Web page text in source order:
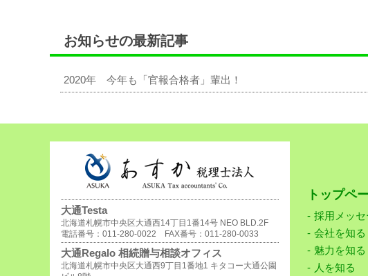
お知らせの最新記事
2020年 今年も「官報合格者」輩出！
大通Testa
北海道札幌市中央区大通西14丁目1番14号 NEO BLD.2F
電話番号：011-280-0022 FAX番号：011-280-0033
大通Regalo 相続贈与相談オフィス
北海道札幌市中央区大通西9丁目1番地1 キタコー大通公園
トップペ
採用メッセ
会社を知る
魅力を知る
人を知る